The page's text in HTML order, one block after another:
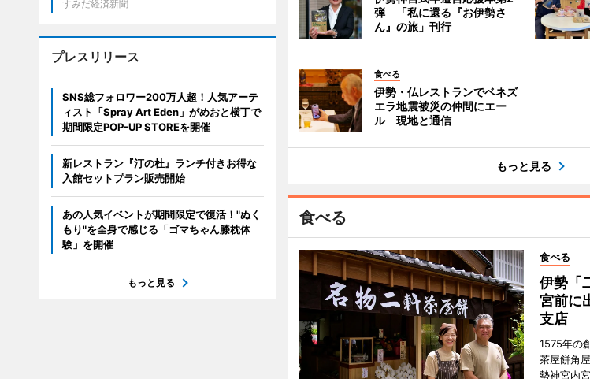
弾 「私に還る『お伊勢さ
ん』の旅」刊行
食べる
伊勢・仏レストランでベネズ
エラ地震被災の仲間にエー
ル 現地と通信
もっと見る
食べる
食べる
伊勢「
宮前に
支店
1575年の
茶屋餅角
勢神宮内
すみだ経済新聞
プレスリリース
SNS総フォロワー200万人超！人気アーテ
ィスト「Spray Art Eden」がめおと横丁で
期間限定POP-UP STOREを開催
新レストラン『汀の杜』ランチ付きお得な
入館セットプラン販売開始
あの人気イベントが期間限定で復活！"ぬく
もり"を全身で感じる「ゴマちゃん膝枕体
験」を開催
もっと見る